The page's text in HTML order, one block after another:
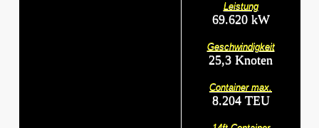
Leistung
69.620 kW
Geschwindigkeit
25,3 Knoten
Container max.
8.204 TEU